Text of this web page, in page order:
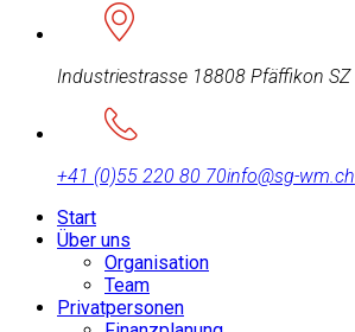
Industriestrasse 18808 Pfäffikon SZ
+41 (0)55 220 80 70info@sg-wm.ch
Start
Über uns
Organisation
Team
Privatpersonen